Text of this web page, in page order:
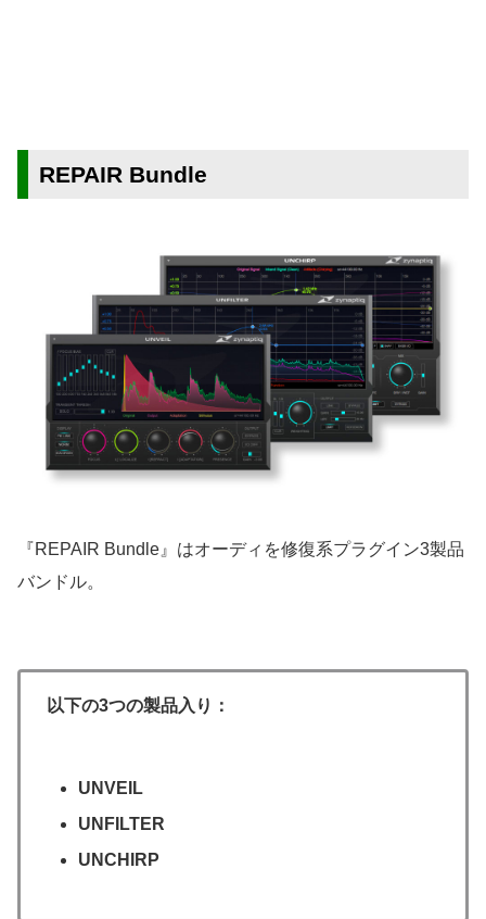
REPAIR Bundle
『REPAIR Bundle』はオーディを修復系プラグイン3製品
バンドル。
以下の3つの製品入り：
UNVEIL
UNFILTER
UNCHIRP